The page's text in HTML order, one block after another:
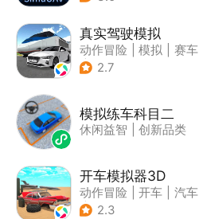
真实驾驶模拟
动作冒险 模拟
赛车
| 漂移
2.7
模拟练车科目二
休闲益智 创新品类
开车模拟器3D
动作冒险 开车
汽车
| 卡通
2.3